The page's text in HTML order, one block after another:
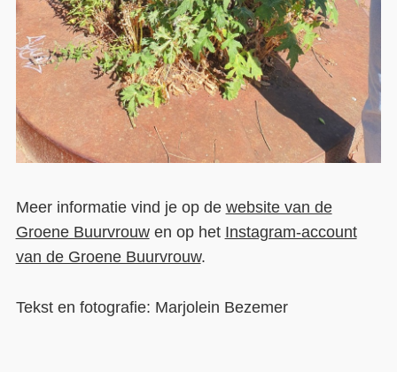
Meer informatie vind je op de website van de
Groene Buurvrouwen op het Instagram-account
van de Groene Buurvrouw.
Tekst en fotografie: Marjolein Bezemer